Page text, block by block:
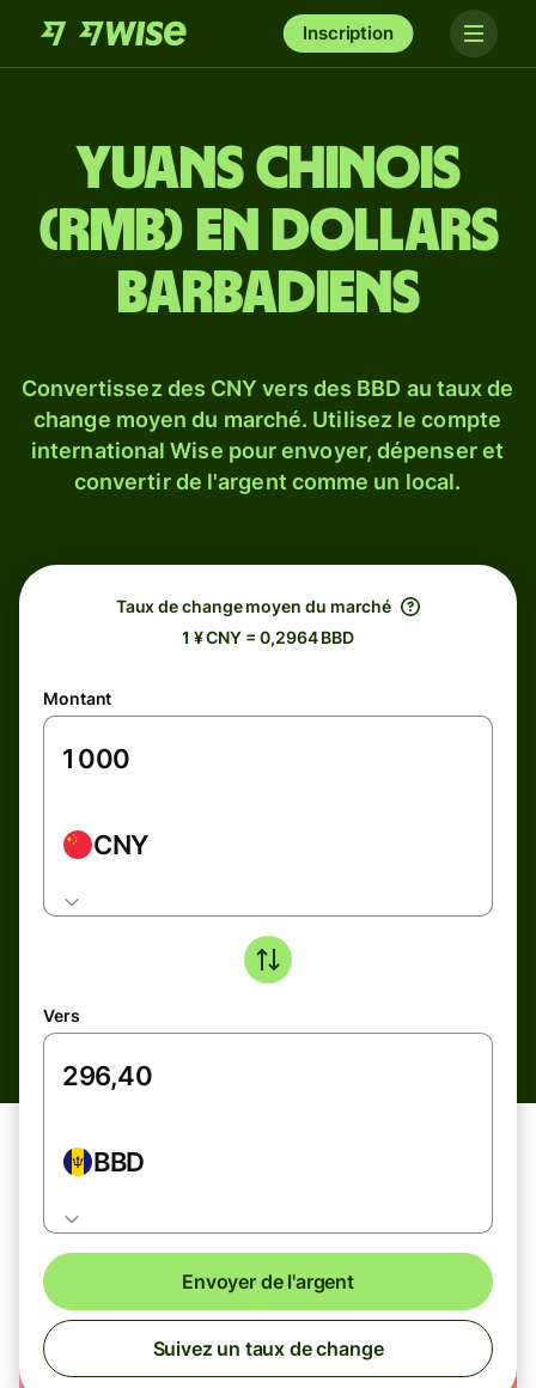
Inscription
Yuans chinois
(RMB) en dollars
barbadiens
Convertissez des CNY vers des BBD au taux de
change moyen du marché. Utilisez le compte
international Wise pour envoyer, dépenser et
convertir de l'argent comme un local.
Taux de change moyen du marché
1 ¥ CNY = 0,2964 BBD
Montant
CNY
Vers
BBD
Envoyer de l'argent
Suivez un taux de change